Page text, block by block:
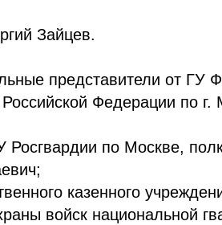
Зайцев.
представители от ГУ
Федерации по г.
Росгвардии по Москве,
казенного
войск национальной